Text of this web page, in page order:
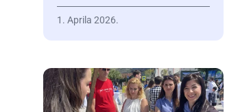
1. Aprila 2026.